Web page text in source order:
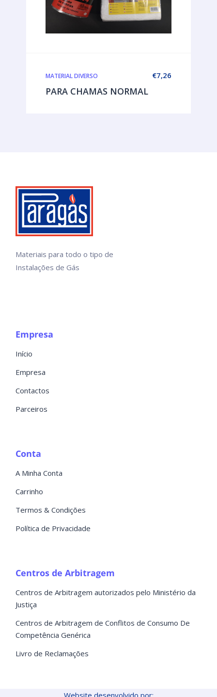
€7,26
MATERIAL DIVERSO
PARA CHAMAS NORMAL
Materiais para todo o tipo de
Instalações de Gás
Empresa
Início
Empresa
Contactos
Parceiros
Conta
A Minha Conta
Carrinho
Termos & Condições
Política de Privacidade
Centros de Arbitragem
Centros de Arbitragem autorizados pelo Ministério da
Justiça
Centros de Arbitragem de Conflitos de Consumo De
Competência Genérica
Livro de Reclamações